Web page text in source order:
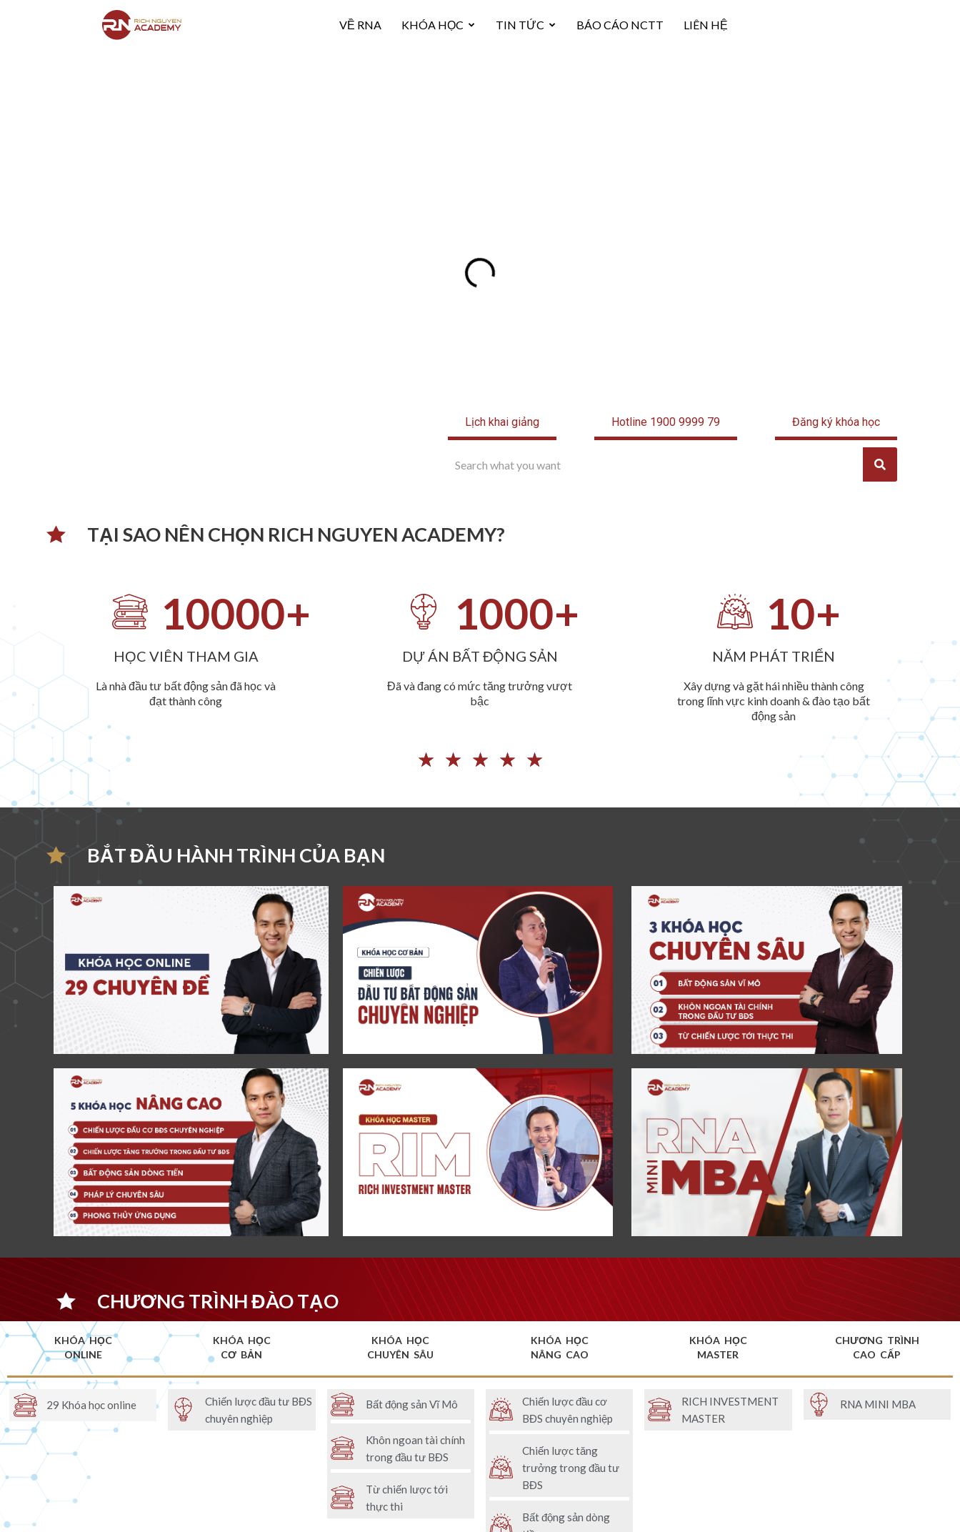
VỀ RNA KHÓA HỌC TIN TỨC BÁO CÁO NCTT LIÊN HỆ
Lịch khai giảng Hotline 1900 9999 79 Đăng ký khóa học
TẠI SAO NÊN CHỌN RICH NGUYEN ACADEMY?​
10000+
HỌC VIÊN THAM GIA
Là nhà đầu tư bất động sản đã học và
đạt thành công
1000+
DỰ ÁN BẤT ĐỘNG SẢN
Đã và đang có mức tăng trưởng vượt
bậc
10+
NĂM PHÁT TRIỂN
Xây dựng và gặt hái nhiều thành công
trong lĩnh vực kinh doanh & đào tạo bất
động sản
☆ ☆ ☆ ☆ ☆
BẮT ĐẦU HÀNH TRÌNH CỦA BẠN
CHƯƠNG TRÌNH ĐÀO TẠO
KHÓA HỌC
ONLINE
KHÓA HỌC
CƠ BẢN
KHÓA HỌC
CHUYÊN SÂU
KHÓA HỌC
NÂNG CAO
KHÓA HỌC
MASTER
CHƯƠNG TRÌNH
CAO CẤP
29 Khóa học online
Chiến lược đầu tư BĐS
chuyên nghiệp
Bất động sản Vĩ Mô
Khôn ngoan tài chính
trong đầu tư BĐS
Từ chiến lược tới
thực thi
Chiến lược đầu cơ
BĐS chuyên nghiệp
Chiến lược tăng
trưởng trong đầu tư
BĐS
Bất động sản dòng
RICH INVESTMENT
MASTER
RNA MINI MBA